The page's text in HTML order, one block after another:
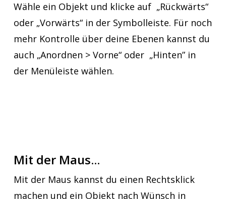
Wähle ein Objekt und klicke auf „Rückwärts“
oder „Vorwärts“ in der Symbolleiste. Für noch
mehr Kontrolle über deine Ebenen kannst du
auch „Anordnen > Vorne“ oder „Hinten” in
der Menüleiste wählen.
Mit der Maus...
Mit der Maus kannst du einen Rechtsklick
machen und ein Objekt nach Wünsch in